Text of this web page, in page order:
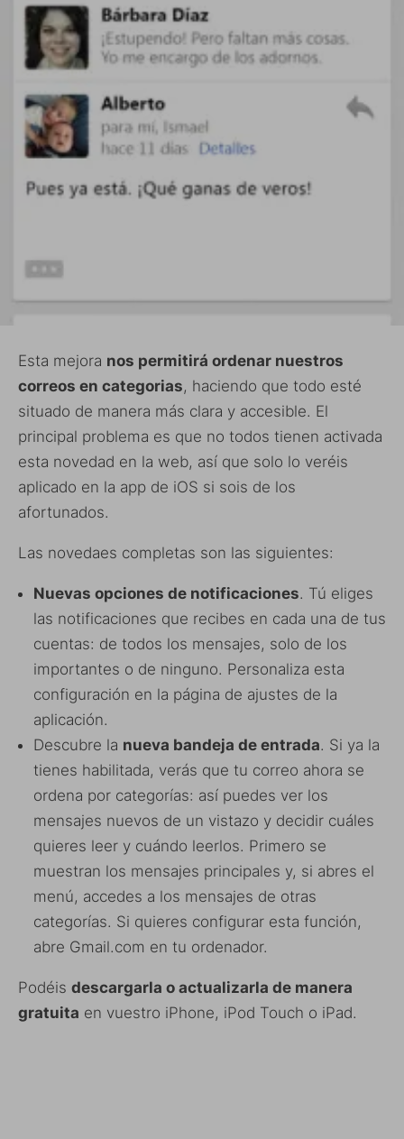
Esta mejora nos permitirá ordenar nuestros
correos en categorias, haciendo que todo esté
situado de manera más clara y accesible. El
principal problema es que no todos tienen activada
esta novedad en la web, así que solo lo veréis
aplicado en la app de iOS si sois de los
afortunados.
Las novedaes completas son las siguientes:
Nuevas opciones de notificaciones. Tú eliges
las notificaciones que recibes en cada una de tus
cuentas: de todos los mensajes, solo de los
importantes o de ninguno. Personaliza esta
configuración en la página de ajustes de la
aplicación.
Descubre la nueva bandeja de entrada. Si ya la
tienes habilitada, verás que tu correo ahora se
ordena por categorías: así puedes ver los
mensajes nuevos de un vistazo y decidir cuáles
quieres leer y cuándo leerlos. Primero se
muestran los mensajes principales y, si abres el
menú, accedes a los mensajes de otras
categorías. Si quieres configurar esta función,
abre Gmail.com en tu ordenador.
Podéis descargarla o actualizarla de manera
gratuita en vuestro iPhone, iPod Touch o iPad.